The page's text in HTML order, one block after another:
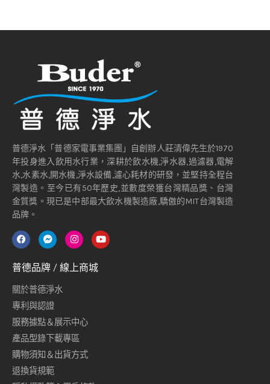
普德淨水「普德家電事業集團」自創辦人莊清偉先生於1970
年投身進入飲用水行業，深耕於飲水機,淨水器,過濾器,電解
水,水素水,開水機,淨水設備,濾心耗材的研發，並堅持全程台
灣製造。至今已有50年歷史,並數度榮獲台灣精品獎、台灣
金質獎。現已是中部最大飲水機製造廠,驕傲的MIT台灣製造
品牌。
普德品牌 / 線上商城
關於普德淨水
專利與認證
服務據點＆展示中心
產品型錄下載專區
購物須知＆出貨方式
退換貨規範